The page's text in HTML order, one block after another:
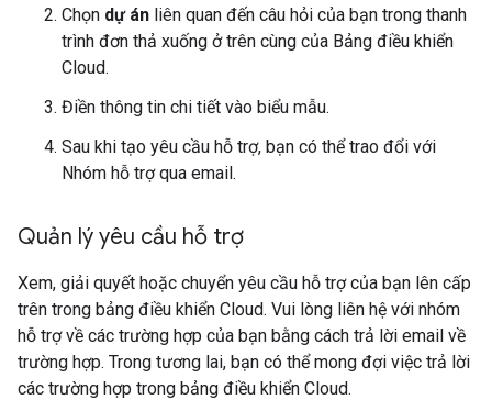
Chọn dự án liên quan đến câu hỏi của bạn trong thanh
trình đơn thả xuống ở trên cùng của Bảng điều khiển
Cloud.
Điền thông tin chi tiết vào biểu mẫu.
Sau khi tạo yêu cầu hỗ trợ, bạn có thể trao đổi với
Nhóm hỗ trợ qua email.
Quản lý yêu cầu hỗ trợ
Xem, giải quyết hoặc chuyển yêu cầu hỗ trợ của bạn lên cấp
trên trong bảng điều khiển Cloud. Vui lòng liên hệ với nhóm
hỗ trợ về các trường hợp của bạn bằng cách trả lời email về
trường hợp. Trong tương lai, bạn có thể mong đợi việc trả lời
các trường hợp trong bảng điều khiển Cloud.